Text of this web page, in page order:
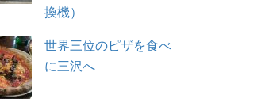
換機）
世界三位のピザを食べ
に三沢へ